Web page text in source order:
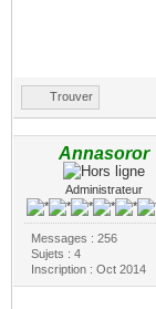
Trouver
Annasoror
Administrateur
Messages : 256
Sujets : 4
Inscription : Oct 2014